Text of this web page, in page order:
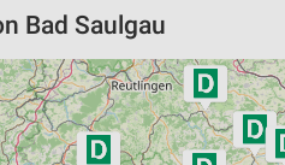
Bad Saulgau